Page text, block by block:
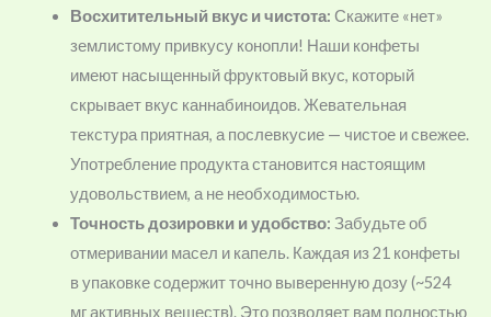
Восхитительный вкус и чистота: Скажите «нет»
землистому привкусу конопли! Наши конфеты
имеют насыщенный фруктовый вкус, который
скрывает вкус каннабиноидов. Жевательная
текстура приятная, а послевкусие — чистое и свежее.
Употребление продукта становится настоящим
удовольствием, а не необходимостью.
Точность дозировки и удобство: Забудьте об
отмеривании масел и капель. Каждая из 21 конфеты
в упаковке содержит точно выверенную дозу (~524
мг активных веществ). Это позволяет вам полностью